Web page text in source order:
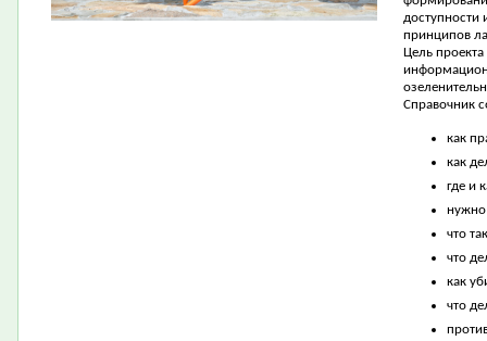
доступности
принципов
Цель проекта
Справочник
как
как
где и
нужно
что
что
как
что